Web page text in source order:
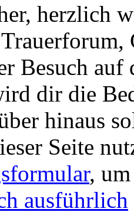
herzlich
Besuch
dir die
hinaus
Seite
,
ausführlich